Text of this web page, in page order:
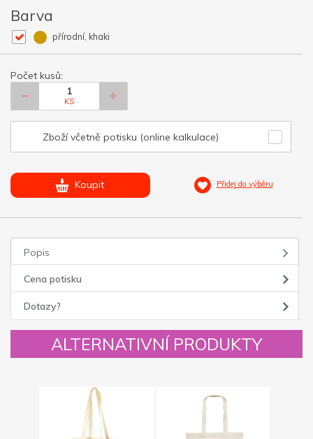
Barva
přírodní, khaki
Počet kusů:
KS
Zboží včetně potisku (online kalkulace)
Koupit Přidej do výběru
Popis
Cena potisku
Dotazy?
ALTERNATIVNÍ PRODUKTY